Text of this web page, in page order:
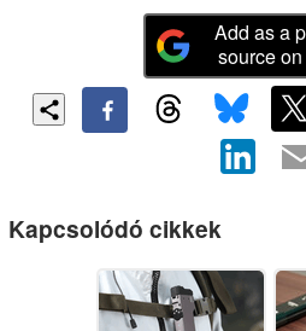
Add as a
source
Kapcsolódó cikkek